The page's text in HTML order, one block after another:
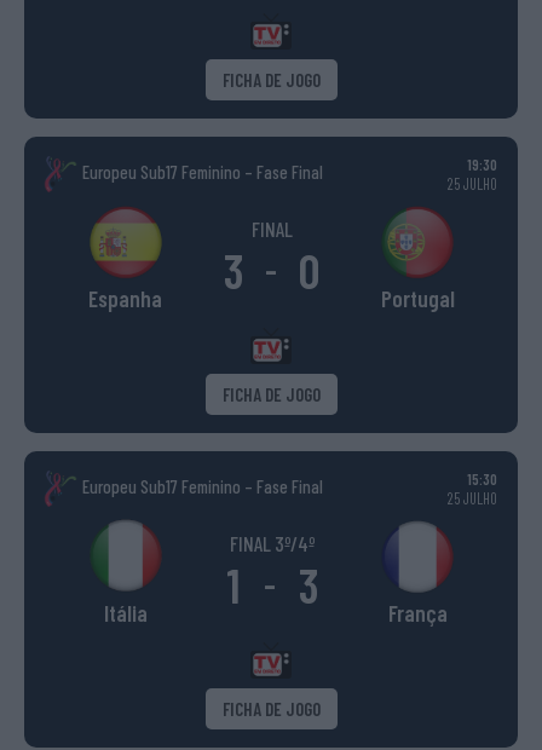
FICHA DE JOGO
Europeu Sub17 Feminino – Fase Final
19:30
25 JULHO
Espanha
FINAL
3 - 0 Portugal
FICHA DE JOGO
Europeu Sub17 Feminino – Fase Final
15:30
25 JULHO
Itália
FINAL 3º/4º
1 - 3 França
FICHA DE JOGO